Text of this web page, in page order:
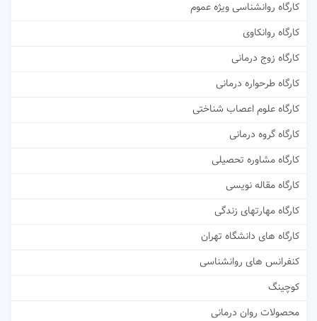
کارگاه روانشناسی ویژه عموم
کارگاه روانکاوی
کارگاه زوج درمانی
کارگاه طرحواره درمانی
کارگاه علوم اعصاب شناختی
کارگاه گروه درمانی
کارگاه مشاوره تحصیلی
کارگاه مقاله نویسی
کارگاه مهارتهای زندگی
کارگاه های دانشگاه تهران
کنفرانس های روانشناسی
کوچینگ
محصولات روان درمانی